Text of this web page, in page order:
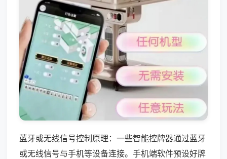
蓝牙或无线信号控制原理：一些智能控牌器通过蓝牙
或无线信号与手机等设备连接。手机端软件预设好牌